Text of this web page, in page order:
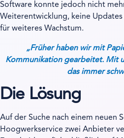
Software konnte jedoch nicht
Weiterentwicklung, keine
für weiteres Wachstum.
„Früher haben wir mit
Kommunikation gearbeitet. Mit
das immer
Die Lösung
Auf der Suche nach einem neuen
Hoogwerkservice zwei Anbieter